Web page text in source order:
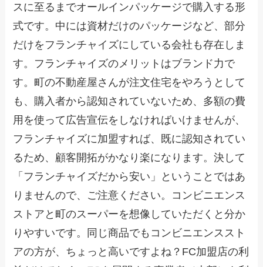
スに至るまでオールインパッケージで購入する形
式です。中には資材だけのパッケージなど、部分
だけをフランチャイズにしている会社も存在しま
す。フランチャイズのメリットはブランド力で
す。町の不動産屋さんが注文住宅をやろうとして
も、購入者から認知されていないため、多額の費
用を使って広告宣伝をしなければいけませんが、
フランチャイズに加盟すれば、既に認知されてい
るため、顧客開拓がかなり楽になります。決して
「フランチャイズだから安い」ということではあ
りませんので、ご注意ください。コンビニエンス
ストアと町のスーパーを想像していただくと分か
りやすいです。同じ商品でもコンビニエンススト
アの方が、ちょっと高いですよね？FC加盟店の利